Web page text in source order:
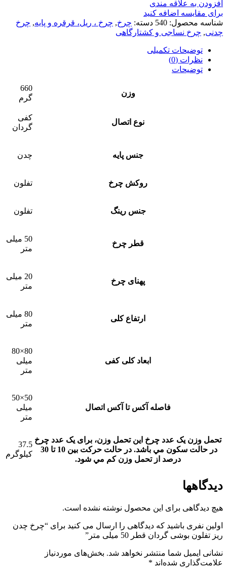
افزودن به علاقه مندی
برای مقایسه اضافه کنید
شناسه محصول: 540 دسته: چرخ, چرخ ، ریل، قرقره و پایه, چرخ
چدنی, چرخ نساجی و کشتارگاهی
توضیحات تکمیلی
نظرات (0)
توضیحات
وزن
660
گرم
نوع اتصال
کفی
گردان
جنس پایه چدن
روکش چرخ تفلون
جنس رینگ تفلون
قطر چرخ
50 میلی
متر
پهنای چرخ
20 میلی
متر
ارتفاع کلی
80 میلی
متر
ابعاد کلی کفی
80×80
میلی
متر
فاصله آکس تا آکس اتصال
50×50
میلی
متر
تحمل وزن یک عدد چرخ این تحمل وزن، برای يک عدد چرخ
درصد از تحمل وزن کم مي شود.
37.5
کیلوگرم
دیدگاهها
هیچ دیدگاهی برای این محصول نوشته نشده است.
اولین نفری باشید که دیدگاهی را ارسال می کنید برای “چرخ چدن
ریز تفلون بوشی گردان قطر 50 میلی متر”
نشانی ایمیل شما منتشر نخواهد شد. بخش‌های موردنیاز
علامت‌گذاری شده‌اند *